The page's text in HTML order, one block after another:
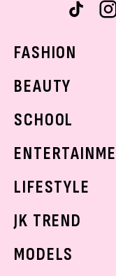
FASHION
着回し
BEAUTY
ベストコスメ
ボディケア
SCHOOL
学校ヘアメイク
K-POP
LIFESTYLE
モデルの購入品
JK TREND
MODELS